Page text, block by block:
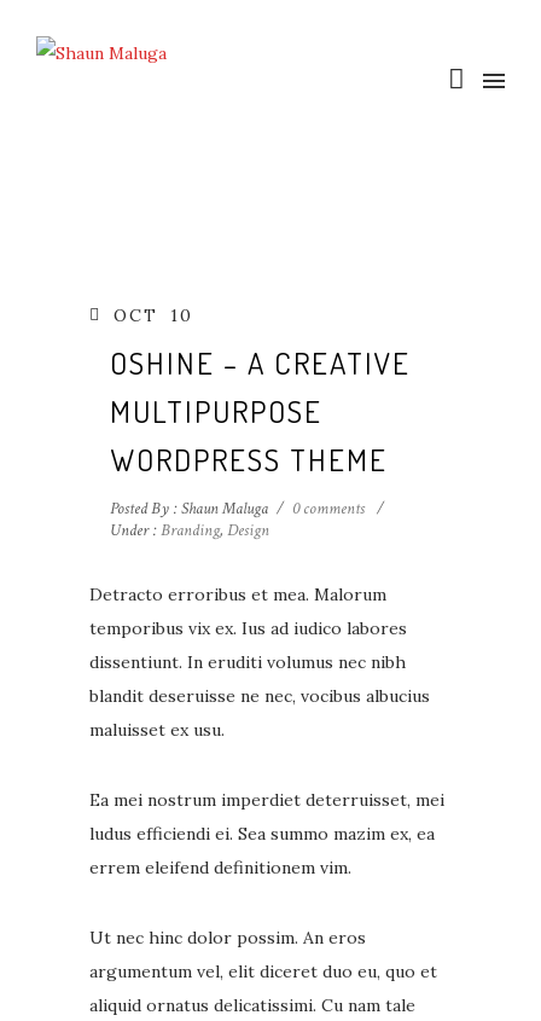
OCT 10
OSHINE – A CREATIVE
MULTIPURPOSE
WORDPRESS THEME
Posted By : Shaun Maluga / 0 comments /
Under :Branding, Design
Detracto erroribus et mea. Malorum
temporibus vix ex. Ius ad iudico labores
dissentiunt. In eruditi volumus nec nibh
blandit deseruisse ne nec, vocibus albucius
maluisset ex usu.
Ea mei nostrum imperdiet deterruisset, mei
ludus efficiendi ei. Sea summo mazim ex, ea
errem eleifend definitionem vim.
Ut nec hinc dolor possim. An eros
argumentum vel, elit diceret duo eu, quo et
aliquid ornatus delicatissimi. Cu nam tale